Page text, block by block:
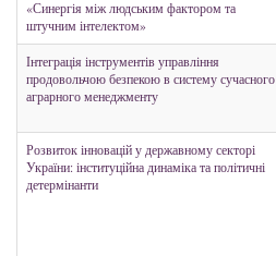
«Синергія між людським фактором та
штучним інтелектом»
Інтеграція інструментів управління
продовольчою безпекою в систему сучасного
аграрного менеджменту
Розвиток інновацій у державному секторі
України: інституційна динаміка та політичні
детермінанти